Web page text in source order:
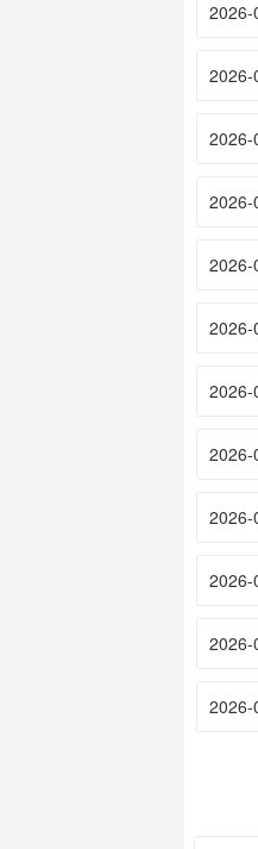
2026-
2026-
2026-
2026-
2026-
2026-
2026-
2026-
2026-
2026-
2026-
2026-